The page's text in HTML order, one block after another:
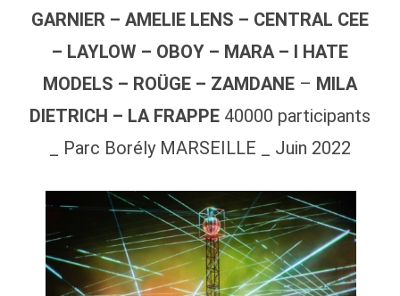
GARNIER – AMELIE LENS – CENTRAL CEE
– LAYLOW – OBOY – MARA – I HATE
MODELS – ROÜGE – ZAMDANE – MILA
DIETRICH – LA FRAPPE 40000 participants
_ Parc Borély MARSEILLE _ Juin 2022